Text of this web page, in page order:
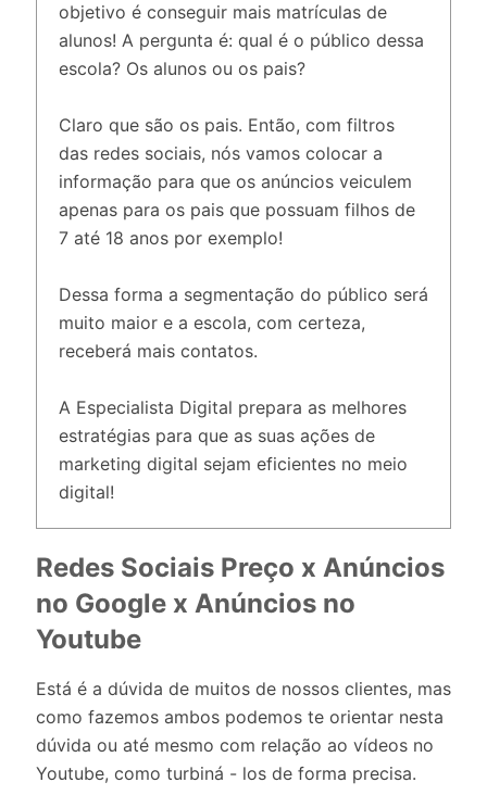
objetivo é conseguir mais matrículas de
alunos! A pergunta é: qual é o público dessa
escola? Os alunos ou os pais?
Claro que são os pais. Então, com filtros
das redes sociais, nós vamos colocar a
informação para que os anúncios veiculem
apenas para os pais que possuam filhos de
7 até 18 anos por exemplo!
Dessa forma a segmentação do público será
muito maior e a escola, com certeza,
receberá mais contatos.
A Especialista Digital prepara as melhores
estratégias para que as suas ações de
marketing digital sejam eficientes no meio
digital!
Redes Sociais Preço x Anúncios
no Google x Anúncios no
Youtube
Está é a dúvida de muitos de nossos clientes, mas
como fazemos ambos podemos te orientar nesta
dúvida ou até mesmo com relação ao vídeos no
Youtube, como turbiná - los de forma precisa.